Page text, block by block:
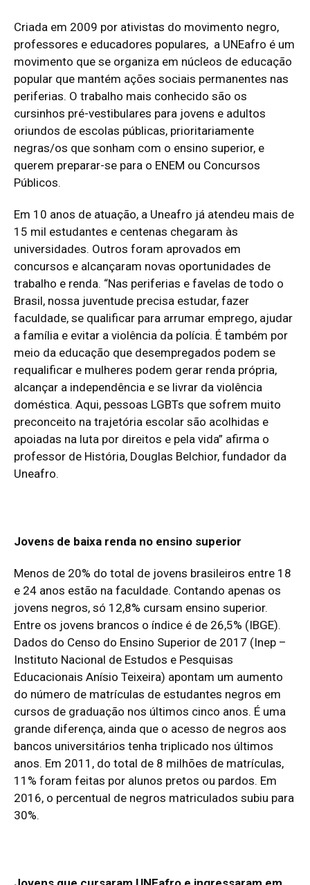
Criada em 2009 por ativistas do movimento negro,
professores e educadores populares, a UNEafro é um
movimento que se organiza em núcleos de educação
popular que mantém ações sociais permanentes nas
periferias. O trabalho mais conhecido são os
cursinhos pré-vestibulares para jovens e adultos
oriundos de escolas públicas, prioritariamente
negras/os que sonham com o ensino superior, e
querem preparar-se para o ENEM ou Concursos
Públicos.
Em 10 anos de atuação, a Uneafro já atendeu mais de
15 mil estudantes e centenas chegaram às
universidades. Outros foram aprovados em
concursos e alcançaram novas oportunidades de
trabalho e renda. “Nas periferias e favelas de todo o
Brasil, nossa juventude precisa estudar, fazer
faculdade, se qualificar para arrumar emprego, ajudar
a família e evitar a violência da polícia. É também por
meio da educação que desempregados podem se
requalificar e mulheres podem gerar renda própria,
alcançar a independência e se livrar da violência
doméstica. Aqui, pessoas LGBTs que sofrem muito
preconceito na trajetória escolar são acolhidas e
apoiadas na luta por direitos e pela vida” afirma o
professor de História, Douglas Belchior, fundador da
Uneafro.
Jovens de baixa renda no ensino superior
Menos de 20% do total de jovens brasileiros entre 18
e 24 anos estão na faculdade. Contando apenas os
jovens negros, só 12,8% cursam ensino superior.
Entre os jovens brancos o índice é de 26,5% (IBGE).
Dados do Censo do Ensino Superior de 2017 (Inep –
Instituto Nacional de Estudos e Pesquisas
Educacionais Anísio Teixeira) apontam um aumento
do número de matrículas de estudantes negros em
cursos de graduação nos últimos cinco anos. É uma
grande diferença, ainda que o acesso de negros aos
bancos universitários tenha triplicado nos últimos
anos. Em 2011, do total de 8 milhões de matrículas,
11% foram feitas por alunos pretos ou pardos. Em
2016, o percentual de negros matriculados subiu para
30%.